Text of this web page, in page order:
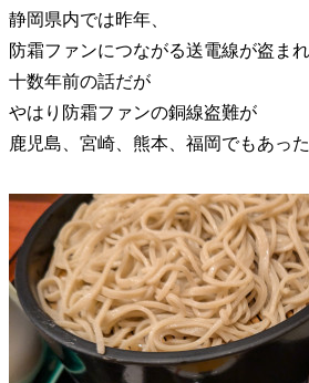
静岡県内では昨年、
防霜ファンにつながる送電線が盗ま
十数年前の話だが
やはり防霜ファンの銅線盗難が
鹿児島、宮崎、熊本、福岡でもあっ